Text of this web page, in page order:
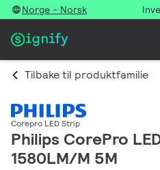
Norge - Norsk
Tilbake til produktfamilie
Corepro LED Strip
Philips CorePro
1580LM/M 5M